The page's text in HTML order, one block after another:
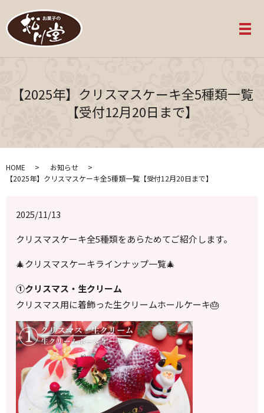
メ
【2025年】クリスマスケーキ全5種類一覧
【受付12月20日まで】
HOME
お知らせ
【2025年】クリスマスケーキ全5種類一覧【受付12月20日まで】
2025/11/13
クリスマスケーキ全5種類をあらためてご紹介します。
🎄クリスマスケーキラインナップ一覧🎄
①クリスマス・生クリーム
クリスマス用に着飾った生クリームホールケーキ🎂